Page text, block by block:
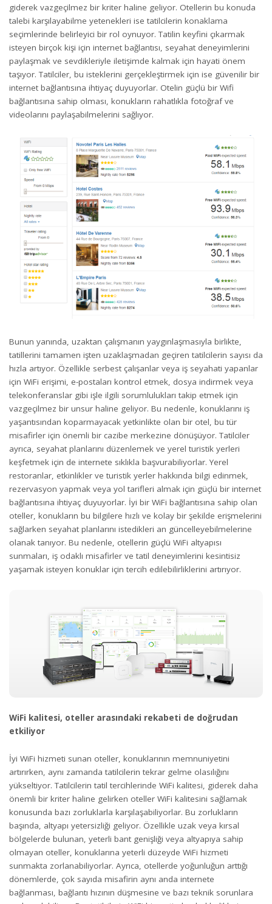
giderek vazgeçilmez bir kriter haline geliyor. Otellerin bu konuda
talebi karşılayabilme yetenekleri ise tatilcilerin konaklama
seçimlerinde belirleyici bir rol oynuyor. Tatilin keyfini çıkarmak
isteyen birçok kişi için internet bağlantısı, seyahat deneyimlerini
paylaşmak ve sevdikleriyle iletişimde kalmak için hayati önem
taşıyor. Tatilciler, bu isteklerini gerçekleştirmek için ise güvenilir bir
internet bağlantısına ihtiyaç duyuyorlar. Otelin güçlü bir Wifi
bağlantısına sahip olması, konukların rahatlıkla fotoğraf ve
videolarını paylaşabilmelerini sağlıyor.
Bunun yanında, uzaktan çalışmanın yaygınlaşmasıyla birlikte,
tatillerini tamamen işten uzaklaşmadan geçiren tatilcilerin sayısı da
hızla artıyor. Özellikle serbest çalışanlar veya iş seyahati yapanlar
için WiFi erişimi, e-postaları kontrol etmek, dosya indirmek veya
telekonferanslar gibi işle ilgili sorumlulukları takip etmek için
vazgeçilmez bir unsur haline geliyor. Bu nedenle, konuklarını iş
yaşantısından koparmayacak yetkinlikte olan bir otel, bu tür
misafirler için önemli bir cazibe merkezine dönüşüyor. Tatilciler
ayrıca, seyahat planlarını düzenlemek ve yerel turistik yerleri
keşfetmek için de internete sıklıkla başvurabiliyorlar. Yerel
restoranlar, etkinlikler ve turistik yerler hakkında bilgi edinmek,
rezervasyon yapmak veya yol tarifleri almak için güçlü bir internet
bağlantısına ihtiyaç duyuyorlar. İyi bir WiFi bağlantısına sahip olan
oteller, konukların bu bilgilere hızlı ve kolay bir şekilde erişmelerini
sağlarken seyahat planlarını istedikleri an güncelleyebilmelerine
olanak tanıyor. Bu nedenle, otellerin güçlü WiFi altyapısı
sunmaları, iş odaklı misafirler ve tatil deneyimlerini kesintisiz
yaşamak isteyen konuklar için tercih edilebilirliklerini artırıyor.
WiFi kalitesi, oteller arasındaki rekabeti de doğrudan
etkiliyor
İyi WiFi hizmeti sunan oteller, konuklarının memnuniyetini
artırırken, aynı zamanda tatilcilerin tekrar gelme olasılığını
yükseltiyor. Tatilcilerin tatil tercihlerinde WiFi kalitesi, giderek daha
önemli bir kriter haline gelirken oteller WiFi kalitesini sağlamak
konusunda bazı zorluklarla karşılaşabiliyorlar. Bu zorlukların
başında, altyapı yetersizliği geliyor. Özellikle uzak veya kırsal
bölgelerde bulunan, yeterli bant genişliği veya altyapıya sahip
olmayan oteller, konuklarına yeterli düzeyde WiFi hizmeti
sunmakta zorlanabiliyorlar. Ayrıca, otellerde yoğunluğun arttığı
dönemlerde, çok sayıda misafirin aynı anda internete
bağlanması, bağlantı hızının düşmesine ve bazı teknik sorunlara